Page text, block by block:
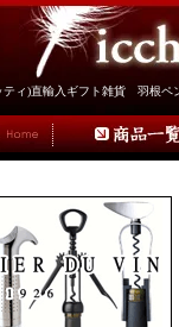
ティ)直輸入ギフト雑貨 羽根ペ